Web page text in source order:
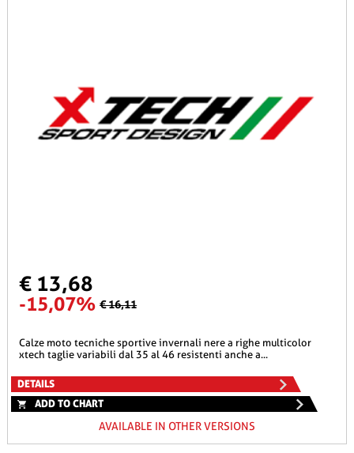
€ 13,68
-15,07% € 16,11
calze moto tecniche sportive invernali nere a righe multicolor
xtech taglie variabili dal 35 al 46 resistenti anche a...
DETAILS
ADD TO CHART
AVAILABLE IN OTHER VERSIONS